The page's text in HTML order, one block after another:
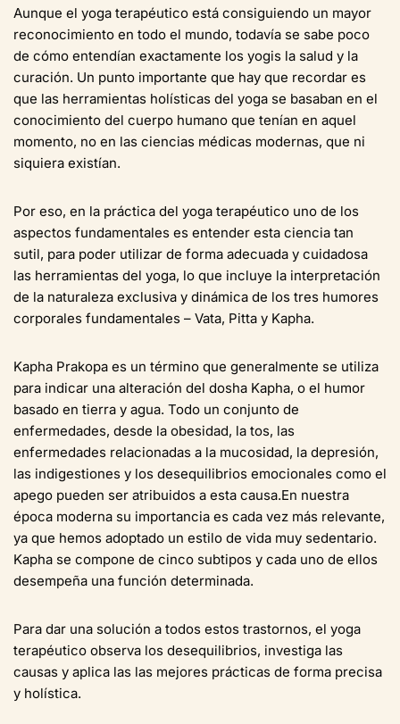
Aunque el yoga terapéutico está consiguiendo un mayor
reconocimiento en todo el mundo, todavía se sabe poco
de cómo entendían exactamente los yogis la salud y la
curación. Un punto importante que hay que recordar es
que las herramientas holísticas del yoga se basaban en el
conocimiento del cuerpo humano que tenían en aquel
momento, no en las ciencias médicas modernas, que ni
siquiera existían.
Por eso, en la práctica del yoga terapéutico uno de los
aspectos fundamentales es entender esta ciencia tan
sutil, para poder utilizar de forma adecuada y cuidadosa
las herramientas del yoga, lo que incluye la interpretación
de la naturaleza exclusiva y dinámica de los tres humores
corporales fundamentales – Vata, Pitta y Kapha.
Kapha Prakopa es un término que generalmente se utiliza
para indicar una alteración del dosha Kapha, o el humor
basado en tierra y agua. Todo un conjunto de
enfermedades, desde la obesidad, la tos, las
enfermedades relacionadas a la mucosidad, la depresión,
las indigestiones y los desequilibrios emocionales como el
apego pueden ser atribuidos a esta causa.En nuestra
época moderna su importancia es cada vez más relevante,
ya que hemos adoptado un estilo de vida muy sedentario.
Kapha se compone de cinco subtipos y cada uno de ellos
desempeña una función determinada.
Para dar una solución a todos estos trastornos, el yoga
terapéutico observa los desequilibrios, investiga las
causas y aplica las las mejores prácticas de forma precisa
y holística.